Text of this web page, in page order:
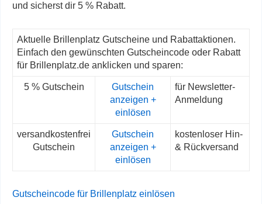
und sicherst dir 5 % Rabatt.
Aktuelle Brillenplatz Gutscheine und Rabattaktionen.
Einfach den gewünschten Gutscheincode oder Rabatt
für Brillenplatz.de anklicken und sparen:
5 % Gutschein
Gutschein
anzeigen +
einlösen
für Newsletter-
Anmeldung
versandkostenfrei
Gutschein
Gutschein
anzeigen +
einlösen
kostenloser Hin-
& Rückversand
Gutscheincode für Brillenplatz einlösen